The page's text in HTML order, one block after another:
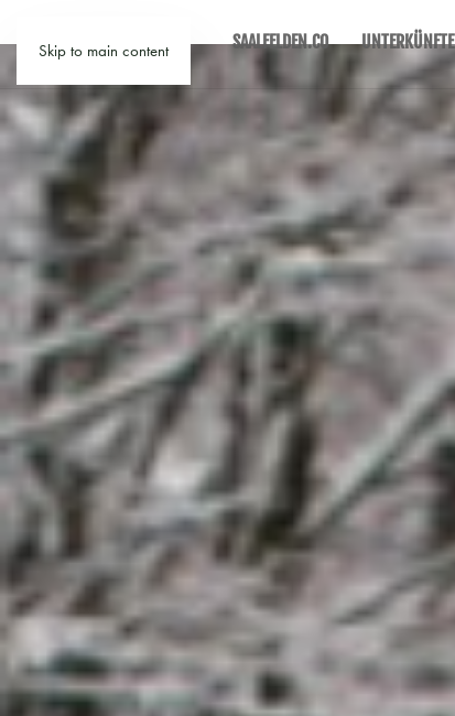
Skip to main content SAALFELDEN.CO UNTERKÜNFTE